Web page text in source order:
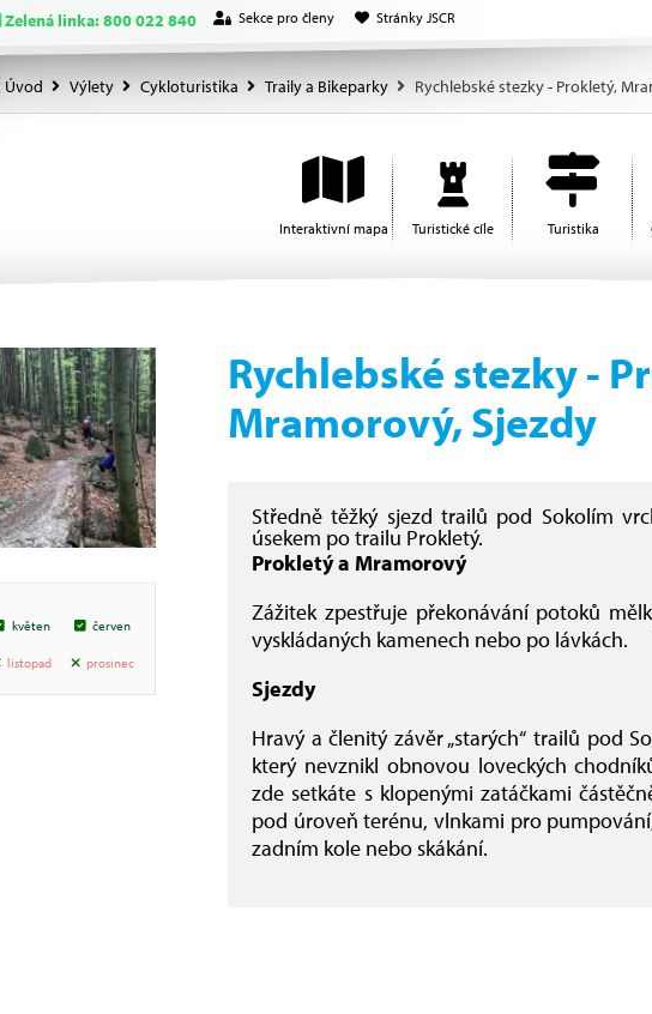
Zelená linka: 800 022 840 Sekce pro členy Stránky JSCR
Úvod Výlety Cykloturistika Traily a Bikeparky Rychlebské stezky - Prokletý,
Interaktivní mapa Turistické cíle Turistika
květen červen
listopad prosinec
Rychlebské stezky -
Mramorový, Sjezdy
Středně těžký sjezd trailů pod Sokolím
úsekem po trailu Prokletý.
Prokletý a Mramorový
Zážitek zpestřuje překonávání potoků
vyskládaných kamenech nebo po lávkách.
Sjezdy
Hravý a členitý závěr „starých“ trailů pod
který nevznikl obnovou loveckých
zde setkáte s klopenými zatáčkami
pod úroveň terénu, vlnkami pro
zadním kole nebo skákání.